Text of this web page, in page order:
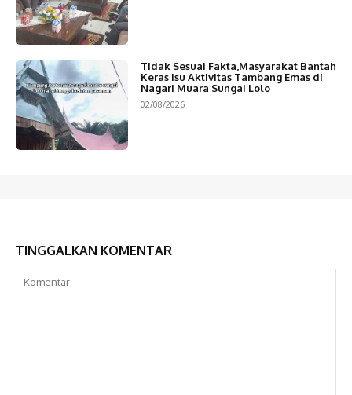
Tidak Sesuai Fakta,Masyarakat Bantah
Keras Isu Aktivitas Tambang Emas di
Nagari Muara Sungai Lolo
02/08/2026
TINGGALKAN KOMENTAR